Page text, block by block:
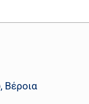
Βέροια